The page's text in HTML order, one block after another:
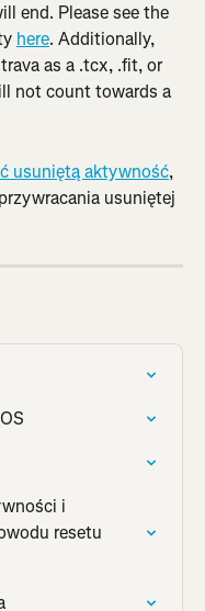
end. Please see the
here. Additionally,
as a .tcx, .fit, or
not count towards a
usuniętą aktywność,
usuniętej
i
resetu